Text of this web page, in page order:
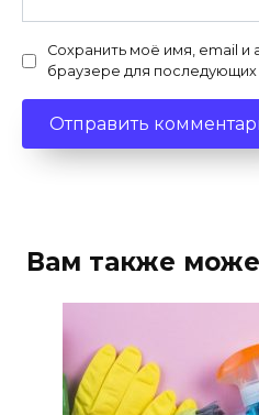
Сохранить моё имя, email и
браузере для
Вам также